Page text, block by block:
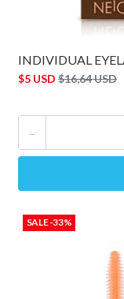
INDIVIDUAL
$5 USD $16,64 USD
-
SALE -33%